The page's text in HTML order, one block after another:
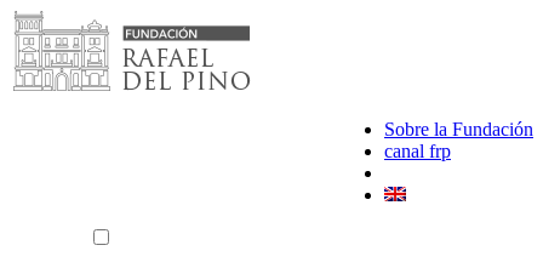
Saltar
al
contenido
Sobre la Fundación
canal frp